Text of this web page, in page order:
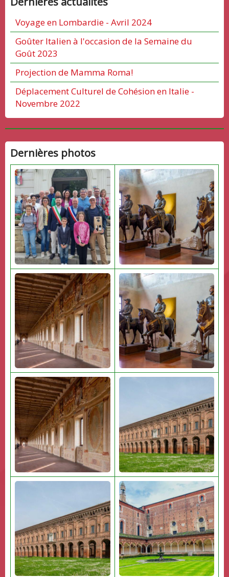
Voyage en Lombardie - Avril 2024
Goûter Italien à l'occasion de la Semaine du
Goût 2023
Projection de Mamma Roma!
Déplacement Culturel de Cohésion en Italie -
Novembre 2022
Dernières photos